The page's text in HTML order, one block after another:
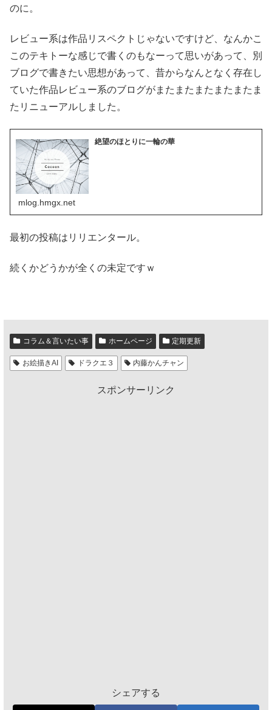
のに。
レビュー系は作品リスペクトじゃないですけど、なんかこ
このテキトーな感じで書くのもなーって思いがあって、別
ブログで書きたい思想があって、昔からなんとなく存在し
ていた作品レビュー系のブログがまたまたまたまたまたま
たリニューアルしました。
絶望のほとりに一輪の華
mlog.hmgx.net
最初の投稿はリリエンタール。
続くかどうかが全くの未定ですｗ
コラム＆言いたい事 ホームページ 定期更新
お絵描きAI ドラクエ３ 内藤かんチャン
スポンサーリンク
シェアする